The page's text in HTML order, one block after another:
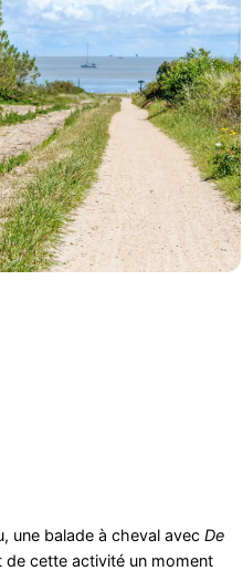
une balade à cheval avec De
de cette activité un moment